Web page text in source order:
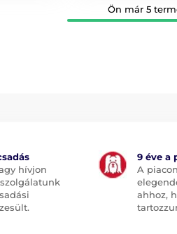
Ön már 5
hívjon
9 éve a
A
ahhoz,